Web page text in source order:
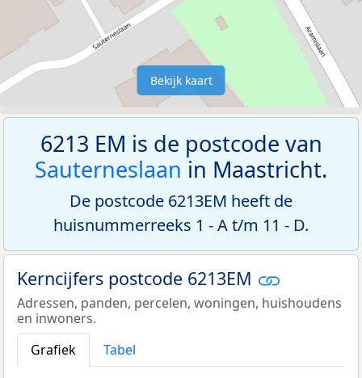
Bekijk kaart
6213 EM is de postcode van
Sauterneslaan in Maastricht.
De postcode 6213EM heeft de
huisnummerreeks 1 - A t/m 11 - D.
Kerncijfers postcode 6213EM
Adressen, panden, percelen, woningen, huishoudens
en inwoners.
Grafiek
Tabel